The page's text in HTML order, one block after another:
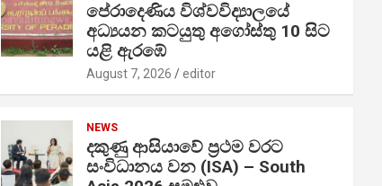
පේරාදෙණිය විශ්වවිද්‍යාලයේ
අධ්‍යයන කටයුතු අගෝස්තු 10 සිට
යළි ඇරඹේ
August 7, 2026 editor
NEWS
දකුණු ආසියාවේ ප්‍රථම වරට
සංවිධානය වන (ISA) – South